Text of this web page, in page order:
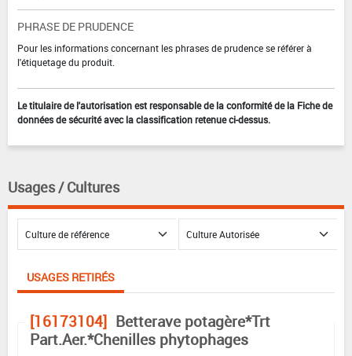
PHRASE DE PRUDENCE
Pour les informations concernant les phrases de prudence se référer à
l'étiquetage du produit.
Le titulaire de l'autorisation est responsable de la conformité de la Fiche de
données de sécurité avec la classification retenue ci-dessus.
Usages / Cultures
USAGES RETIRÉS
[16173104] Betterave potagère*Trt
Part.Aer.*Chenilles phytophages